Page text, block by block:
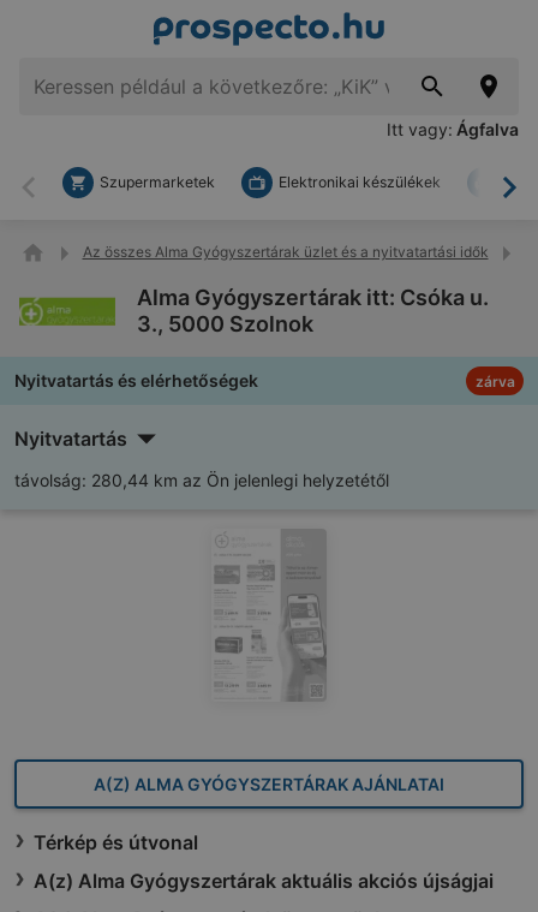
Itt vagy: Ágfalva
Vissza
Szupermarketek Elektronikai készülékek
Az összes Alma Gyógyszertárak üzlet és a nyitvatartási idők
Alma Gyógyszertárak itt: Csóka u.
3., 5000 Szolnok
Nyitvatartás és elérhetőségek zárva
Nyitvatartás
távolság: 280,44 km az Ön jelenlegi helyzetétől
A(Z) ALMA GYÓGYSZERTÁRAK AJÁNLATAI
Térkép és útvonal
A(z) Alma Gyógyszertárak aktuális akciós újságjai